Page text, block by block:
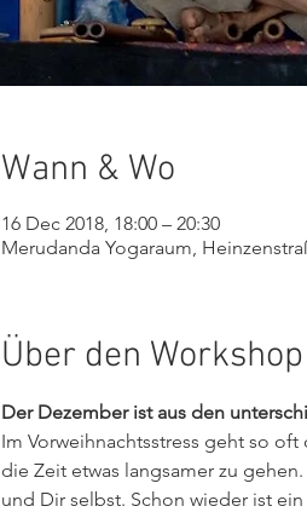
Wann & Wo
16 Dec 2018, 18:00 – 20:30
Merudanda Yogaraum,
Über den Workshop
Der Dezember ist aus den
Im Vorweihnachtsstress geht so
die Zeit etwas langsamer zu
und Dir selbst. Schon wieder ist